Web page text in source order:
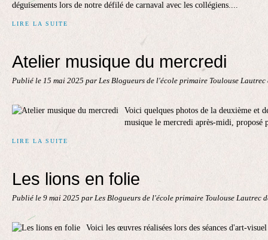
déguisements lors de notre défilé de carnaval avec les collégiens....
LIRE LA SUITE
Atelier musique du mercredi
Publié le 15 mai 2025 par Les Blogueurs de l'école primaire Toulouse Lautrec
Voici quelques photos de la deuxième et
musique le mercredi après-midi, proposé
LIRE LA SUITE
Les lions en folie
Publié le 9 mai 2025 par Les Blogueurs de l'école primaire Toulouse Lautrec
Voici les œuvres réalisées lors des séances d'art-